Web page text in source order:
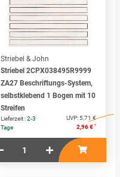
Striebel & John
Striebel 2CPX038495R9999
ZA27 Beschriftungs-System,
selbstklebend 1 Bogen mit 10
Streifen
Lieferzeit :2-3
Tage
UVP: 5,71 €
2,96 € *